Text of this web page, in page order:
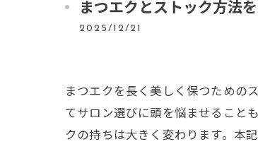
まつエクとストック方法
2025/12/21
まつエクを長く美しく保つための
てサロン選びに頭を悩ませること
クの持ちは大きく変わります。本